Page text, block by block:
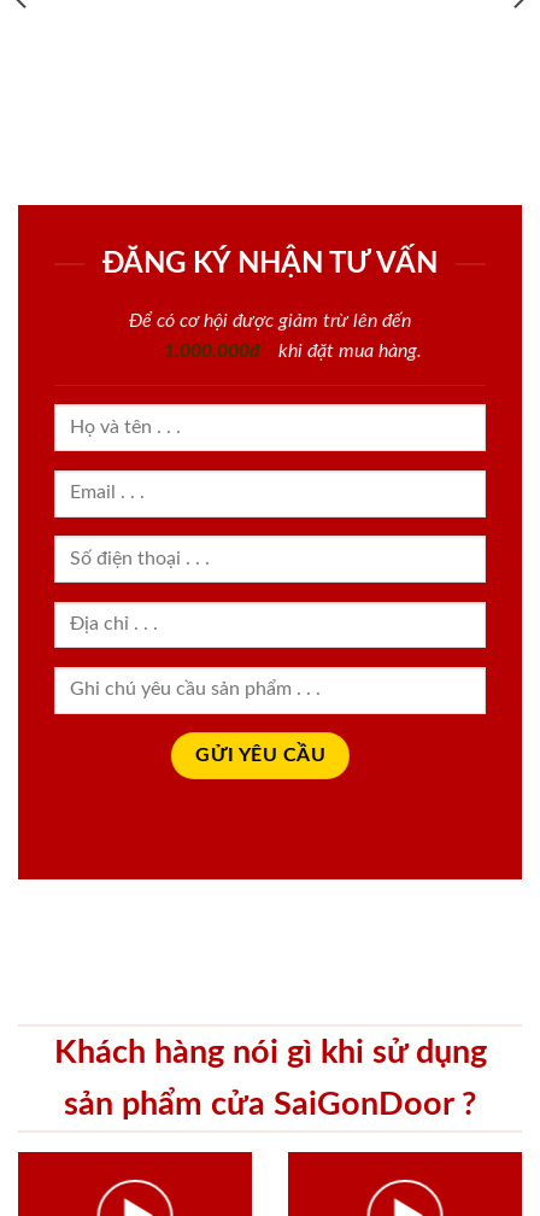
ĐĂNG KÝ NHẬN TƯ VẤN
Để có cơ hội được giảm trừ lên đến
1.000.000đ
khi đặt mua hàng.
Khách hàng nói gì khi sử dụng
sản phẩm cửa SaiGonDoor ?